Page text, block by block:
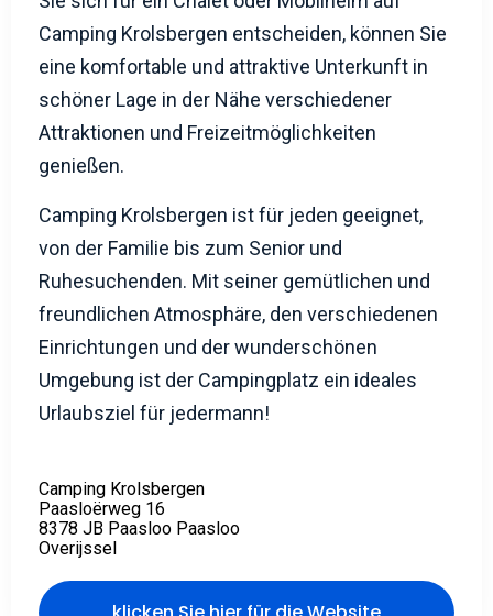
Camping Krolsbergen entscheiden, können Sie
eine komfortable und attraktive Unterkunft in
schöner Lage in der Nähe verschiedener
Attraktionen und Freizeitmöglichkeiten
genießen.
Camping Krolsbergen ist für jeden geeignet,
von der Familie bis zum Senior und
Ruhesuchenden. Mit seiner gemütlichen und
freundlichen Atmosphäre, den verschiedenen
Einrichtungen und der wunderschönen
Umgebung ist der Campingplatz ein ideales
Urlaubsziel für jedermann!
Camping Krolsbergen
Paasloërweg 16
8378 JB Paasloo Paasloo
Overijssel
klicken Sie hier für die Website